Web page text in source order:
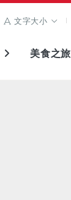
文字大小
美食之旅